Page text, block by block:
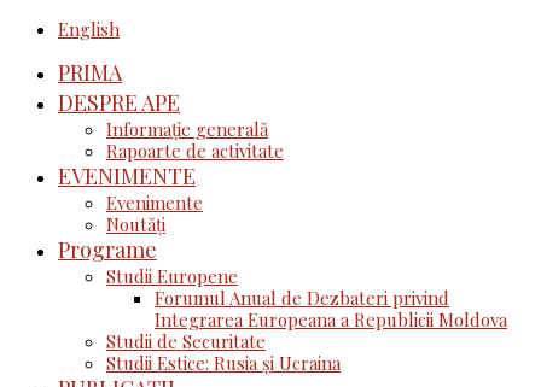
English
PRIMA
DESPRE APE
Informație generală
Rapoarte de activitate
EVENIMENTE
Evenimente
Noutăţi
Programe
Studii Europene
Forumul Anual de Dezbateri privind
Integrarea Europeana a Republicii Moldova
Studii de Securitate
Studii Estice: Rusia și Ucraina